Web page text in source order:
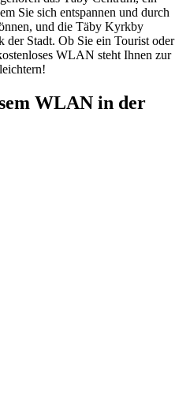
Sie sich entspannen und durch
und die Täby Kyrkby
Stadt. Ob Sie ein Tourist oder
WLAN steht Ihnen zur
WLAN in der